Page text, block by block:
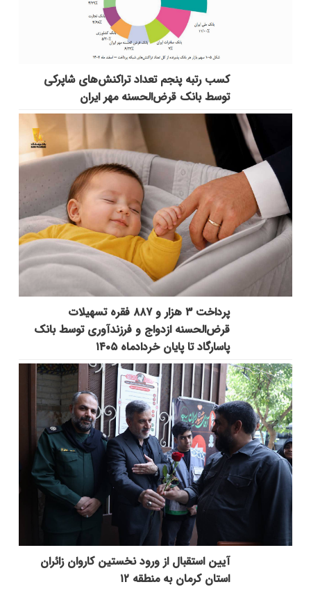
کسب رتبه پنجم تعداد تراکنش‌های شاپرکی
توسط بانک قرض‌الحسنه مهر ایران
پرداخت ۳ هزار و ۸۸۷ فقره تسهیلات
قرض‌الحسنه ازدواج و فرزندآوری توسط بانک
پاسارگاد تا پایان خردادماه ۱۴۰۵
آیین استقبال از ورود نخستین کاروان زائران
استان کرمان به منطقه ۱۲